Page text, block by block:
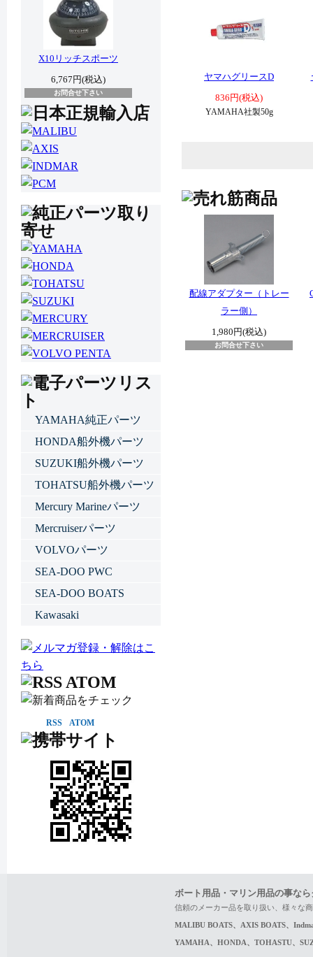
ヤマハグリースD
836円(税込)
YAMAHA社製50g
配線アダプター（トレー
ラー側）
1,980円(税込)
お問合せ下さい
X10リッチスポーツ
6,767円(税込)
お問合せ下さい
YAMAHA純正パーツ
HONDA船外機パーツ
SUZUKI船外機パーツ
TOHATSU船外機パーツ
Mercury Marineパーツ
Mercruiserパーツ
VOLVOパーツ
SEA-DOO PWC
SEA-DOO BOATS
Kawasaki
RSS ATOM
ボート用品・マリン用品の事な
信頼のメーカー品を取り扱い、様々な
MALIBU BOATS、AXIS BOATS、
YAMAHA、HONDA、TOHASTU、